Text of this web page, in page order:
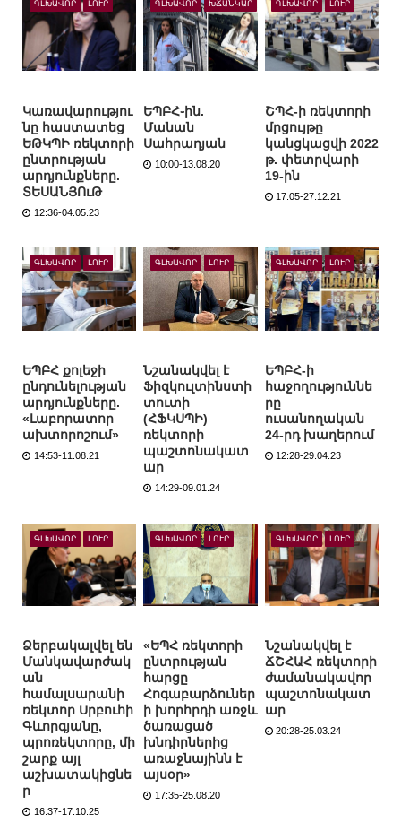
ԳԼԽԱՎՈՐ ԼՈՒՐ
Կառավարությու
նը հաստատեց
ԵԹԿՊԻ ռեկտորի
ընտրության
արդյունքները.
ՏԵՍԱՆՅՈւԹ
12:36-04.05.23
ԳԼԽԱՎՈՐ ԽՃԱՆԿԱՐ
ԵՊԲՀ֊ին.
Մանան
Սահրադյան
10:00-13.08.20
ԳԼԽԱՎՈՐ ԼՈՒՐ
ՇՊՀ-ի ռեկտորի
մրցույթը
կանցկացվի 2022
թ. փետրվարի
19-ին
17:05-27.12.21
ԳԼԽԱՎՈՐ ԼՈՒՐ
ԵՊԲՀ քոլեջի
ընդունելության
արդյունքները.
«Լաբորատոր
ախտորոշում»
14:53-11.08.21
ԳԼԽԱՎՈՐ ԼՈՒՐ
Նշանակվել է
Ֆիզկուլտինստի
տուտի
(ՀՖԿՍՊԻ)
ռեկտորի
պաշտոնակատ
ար
14:29-09.01.24
ԳԼԽԱՎՈՐ ԼՈՒՐ
ԵՊԲՀ-ի
հաջողություննե
րը
ուսանողական
24-րդ խաղերում
12:28-29.04.23
ԳԼԽԱՎՈՐ ԼՈՒՐ
Ձերբակալվել են
Մանկավարժակ
ան
համալսարանի
ռեկտոր Սրբուհի
Գևորգյանը,
պրոռեկտորը, մի
շարք այլ
աշխատակիցնե
ր
16:37-17.10.25
ԳԼԽԱՎՈՐ ԼՈՒՐ
«ԵՊՀ ռեկտորի
ընտրության
հարցը
Հոգաբարձուներ
ի խորհրդի առջև
ծառացած
խնդիրներից
առաջնայինն է
այսօր»
17:35-25.08.20
ԳԼԽԱՎՈՐ ԼՈՒՐ
Նշանակվել է
ՃՇՀԱՀ ռեկտորի
ժամանակավոր
պաշտոնակատ
ար
20:28-25.03.24